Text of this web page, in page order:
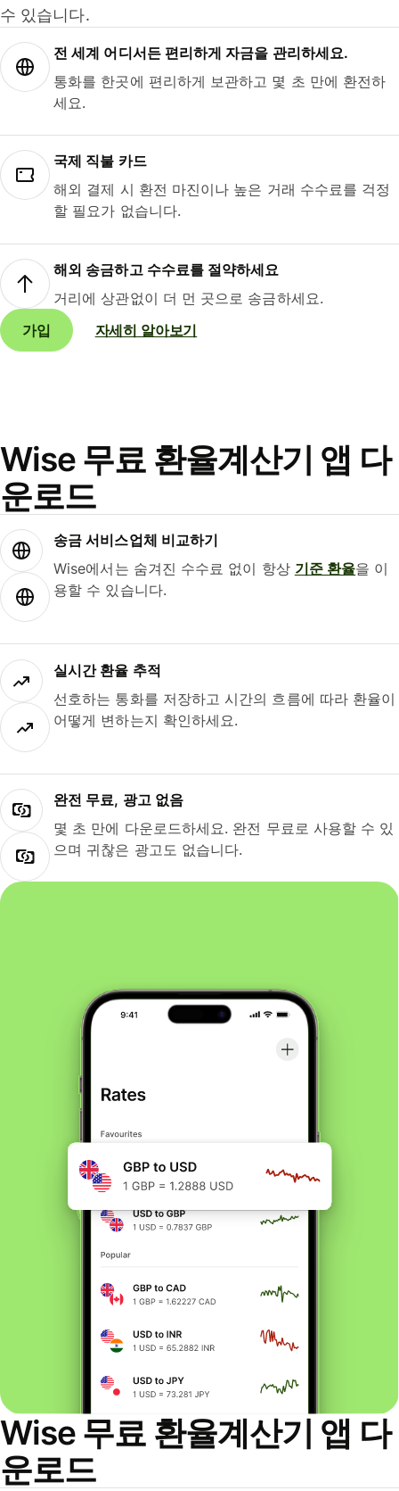
수 있습니다.
전 세계 어디서든 편리하게 자금을 관리하세요.
통화를 한곳에 편리하게 보관하고 몇 초 만에 환전하
세요.
국제 직불 카드
해외 결제 시 환전 마진이나 높은 거래 수수료를 걱정
할 필요가 없습니다.
해외 송금하고 수수료를 절약하세요
거리에 상관없이 더 먼 곳으로 송금하세요.
가입
자세히 알아보기
Wise 무료 환율계산기 앱 다
운로드
송금 서비스업체 비교하기
Wise에서는 숨겨진 수수료 없이 항상 기준 환율을 이
용할 수 있습니다.
실시간 환율 추적
선호하는 통화를 저장하고 시간의 흐름에 따라 환율이
어떻게 변하는지 확인하세요.
완전 무료, 광고 없음
몇 초 만에 다운로드하세요. 완전 무료로 사용할 수 있
으며 귀찮은 광고도 없습니다.
Wise 무료 환율계산기 앱 다
운로드